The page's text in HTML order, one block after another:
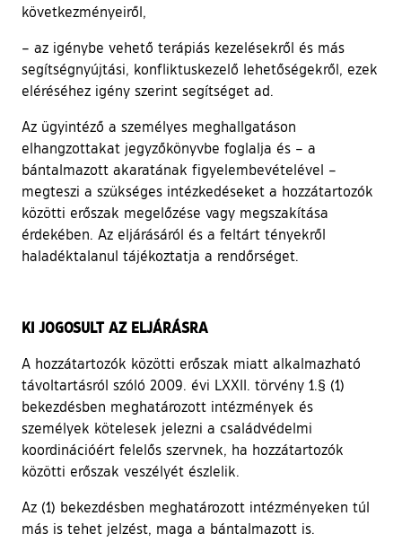
következményeiről,
– az igénybe vehető terápiás kezelésekről és más
segítségnyújtási, konfliktuskezelő lehetőségekről, ezek
eléréséhez igény szerint segítséget ad.
Az ügyintéző a személyes meghallgatáson
elhangzottakat jegyzőkönyvbe foglalja és – a
bántalmazott akaratának figyelembevételével –
megteszi a szükséges intézkedéseket a hozzátartozók
közötti erőszak megelőzése vagy megszakítása
érdekében. Az eljárásáról és a feltárt tényekről
haladéktalanul tájékoztatja a rendőrséget.
KI JOGOSULT AZ ELJÁRÁSRA
A hozzátartozók közötti erőszak miatt alkalmazható
távoltartásról szóló 2009. évi LXXII. törvény 1.§ (1)
bekezdésben meghatározott intézmények és
személyek kötelesek jelezni a családvédelmi
koordinációért felelős szervnek, ha hozzátartozók
közötti erőszak veszélyét észlelik.
Az (1) bekezdésben meghatározott intézményeken túl
más is tehet jelzést, maga a bántalmazott is.